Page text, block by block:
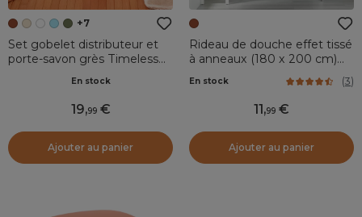
+7
Set gobelet distributeur et
porte-savon grès Timeless
En stock
19,99
Ajouter au panier
Rideau de douche effet tissé
à anneaux (180 x 200 cm)
En stock (3)
11,99
Ajouter au panier